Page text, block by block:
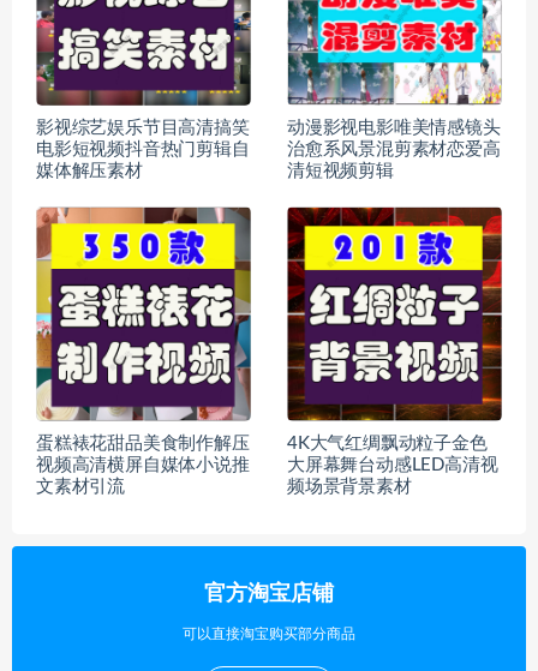
影视综艺娱乐节目高清搞笑
电影短视频抖音热门剪辑自
媒体解压素材
动漫影视电影唯美情感镜头
治愈系风景混剪素材恋爱高
清短视频剪辑
蛋糕裱花甜品美食制作解压
视频高清横屏自媒体小说推
文素材引流
4K大气红绸飘动粒子金色
大屏幕舞台动感LED高清视
频场景背景素材
官方淘宝店铺
可以直接淘宝购买部分商品